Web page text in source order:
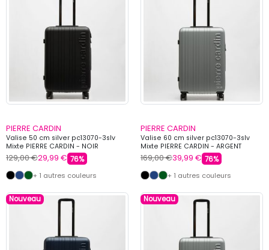
PIERRE CARDIN
Valise 50 cm silver pc13070-3slv
Mixte PIERRE CARDIN - NOIR
129,00 €29,99 € 76%
+ 1 autres couleurs
PIERRE CARDIN
Valise 60 cm silver pc13070-3slv
Mixte PIERRE CARDIN - ARGENT
169,00 €39,99 € 76%
+ 1 autres couleurs
Nouveau Nouveau